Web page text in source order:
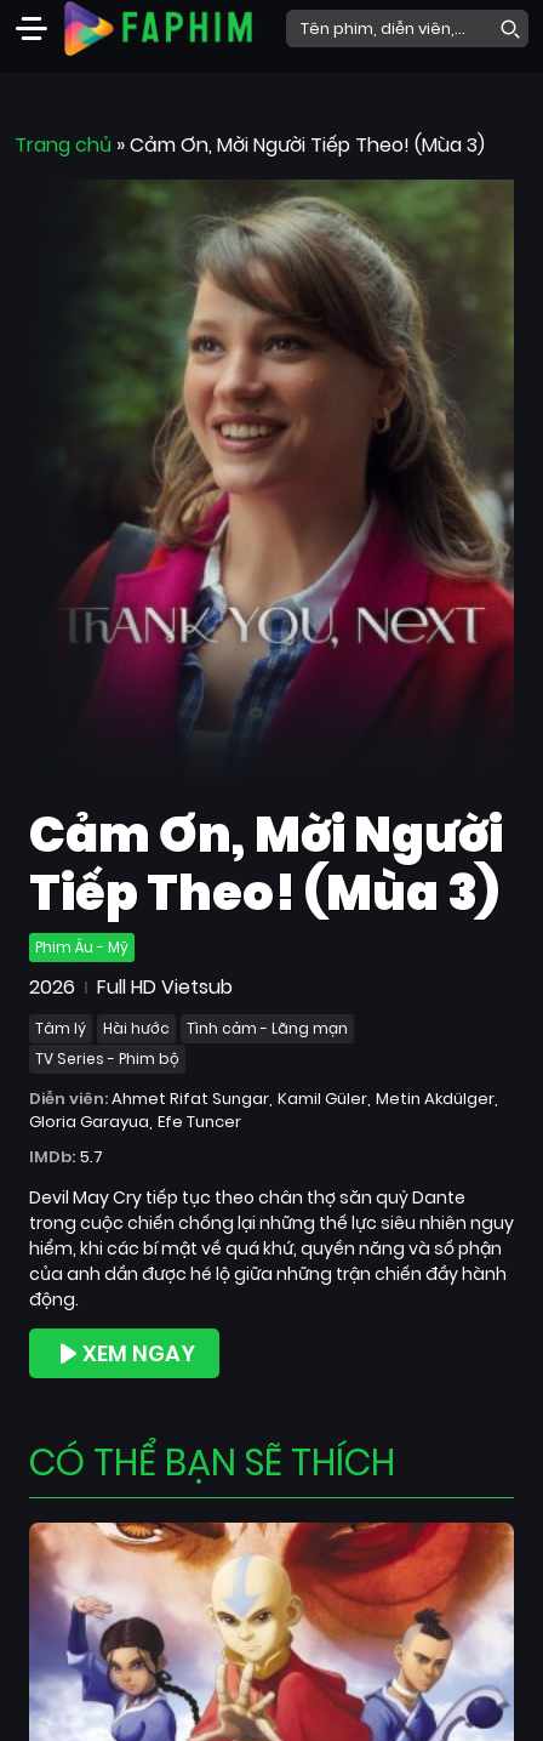
Phim
Quốc
Blog
Trang chủ »Cảm Ơn, Mời Người Tiếp Theo! (Mùa 3)
Cảm Ơn, Mời Người
Tiếp Theo! (Mùa 3)
Phim Âu - Mỹ
2026 Full HD Vietsub
Tâm lý Hài hước
Tình cảm - Lãng mạn
TV Series - Phim bộ
Diễn viên:Ahmet Rifat Sungar Kamil Güler Metin Akdülger
Gloria Garayua Efe Tuncer
IMDb: 5.7
Devil May Cry tiếp tục theo chân thợ săn quỷ Dante
trong cuộc chiến chống lại những thế lực siêu nhiên nguy
hiểm, khi các bí mật về quá khứ, quyền năng và số phận
của anh dần được hé lộ giữa những trận chiến đầy hành
động.
XEM NGAY
CÓ THỂ BẠN SẼ THÍCH